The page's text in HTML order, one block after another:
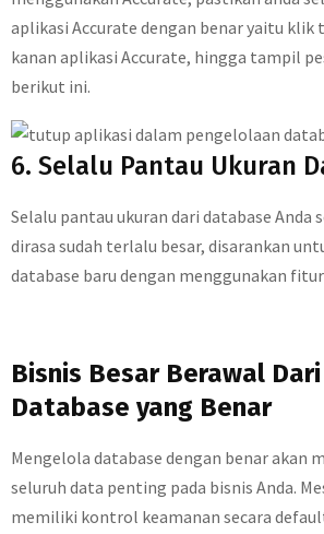
aplikasi Accurate dengan benar yaitu klik
kanan aplikasi Accurate, hingga tampil
berikut ini.
6. Selalu Pantau Ukuran
Selalu pantau ukuran dari database Anda
dirasa sudah terlalu besar, disarankan
database baru dengan menggunakan
Bisnis Besar Berawal
Database yang Benar
Mengelola database dengan benar akan
seluruh data penting pada bisnis Anda.
memiliki kontrol keamanan secara